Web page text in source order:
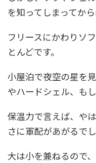
を知ってしまってから
フリースにかわりソ
とんどです。
小屋泊で夜空の星を
やハードシェル、も
保温力で言えば、や
さに軍配があがるでし
大は小を兼ねるので